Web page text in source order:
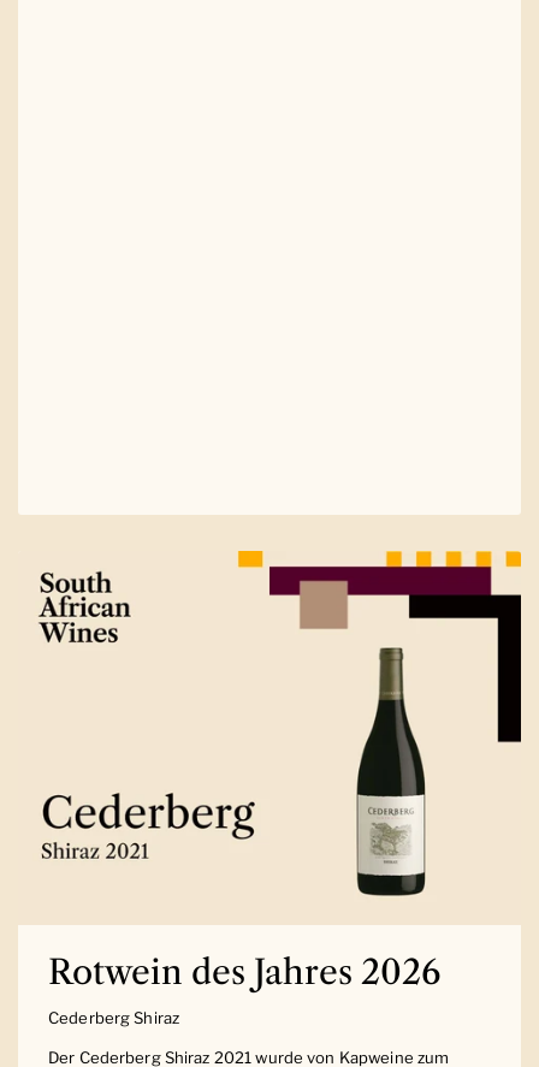
Rotwein des Jahres 2026
Cederberg Shiraz
Der Cederberg Shiraz 2021 wurde von Kapweine zum